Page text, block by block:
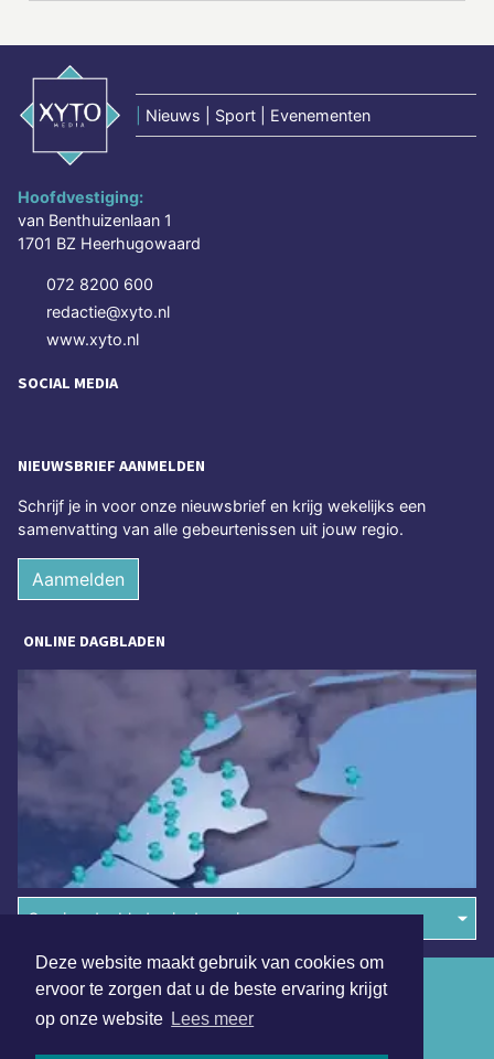
Deze website maakt gebruik van cookies om
ervoor te zorgen dat u de beste ervaring krijgt
op onze website Lees meer
Nieuws | Sport | Evenementen
Hoofdvestiging:
van Benthuizenlaan 1
1701 BZ Heerhugowaard
072 8200 600
redactie@xyto.nl
www.xyto.nl
SOCIAL MEDIA
NIEUWSBRIEF AANMELDEN
Schrijf je in voor onze nieuwsbrief en krijg wekelijks een
samenvatting van alle gebeurtenissen uit jouw regio.
Aanmelden
ONLINE DAGBLADEN
Overige dagbladen in de regio
Algemene voorwaarden
Disclaimer